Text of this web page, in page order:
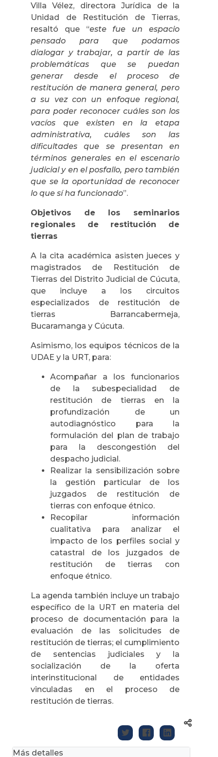
Villa Vélez, directora Jurídica de la
Unidad de Restitución de Tierras,
resaltó que “este fue un espacio
pensado para que podamos
dialogar y trabajar, a partir de las
problemáticas que se puedan
generar desde el proceso de
restitución de manera general, pero
a su vez con un enfoque regional,
para poder reconocer cuáles son los
vacíos que existen en la etapa
administrativa, cuáles son las
dificultades que se presentan en
términos generales en el escenario
judicial y en el posfallo, pero también
que se la oportunidad de reconocer
lo que sí ha funcionado”.
Objetivos de los seminarios
regionales de restitución de
tierras
A la cita académica asisten jueces y
magistrados de Restitución de
Tierras del Distrito Judicial de Cúcuta,
que incluye a los circuitos
especializados de restitución de
tierras Barrancabermeja,
Bucaramanga y Cúcuta.
Asimismo, los equipos técnicos de la
UDAE y la URT, para:
Acompañar a los funcionarios
de la subespecialidad de
restitución de tierras en la
profundización de un
autodiagnóstico para la
formulación del plan de trabajo
para la descongestión del
despacho judicial.
Realizar la sensibilización sobre
la gestión particular de los
juzgados de restitución de
tierras con enfoque étnico.
Recopilar información
cualitativa para analizar el
impacto de los perfiles social y
catastral de los juzgados de
restitución de tierras con
enfoque étnico.
La agenda también incluye un trabajo
específico de la URT en materia del
proceso de documentación para la
evaluación de las solicitudes de
restitución de tierras; el cumplimiento
de sentencias judiciales y la
socialización de la oferta
interinstitucional de entidades
vinculadas en el proceso de
restitución de tierras.
Más detalles